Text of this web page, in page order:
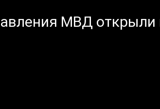
МВД открыли